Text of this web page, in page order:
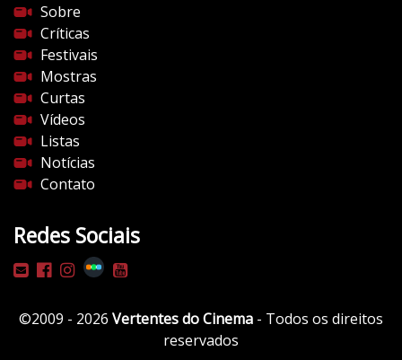
d
o
c
i
n
e
m
a
.
o
m
/
p
Sobre
Críticas
Festivais
Mostras
Curtas
Vídeos
Listas
Notícias
Contato
Redes Sociais
©2009 - 2026 Vertentes do Cinema - Todos os direitos
reservados